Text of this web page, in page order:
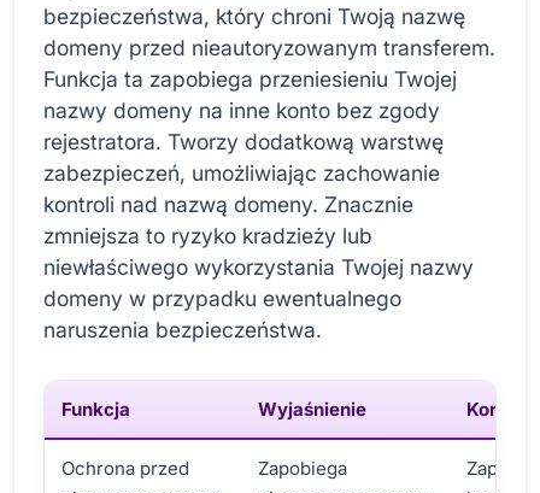
bezpieczeństwa, który chroni Twoją nazwę
domeny przed nieautoryzowanym transferem.
Funkcja ta zapobiega przeniesieniu Twojej
nazwy domeny na inne konto bez zgody
rejestratora. Tworzy dodatkową warstwę
zabezpieczeń, umożliwiając zachowanie
kontroli nad nazwą domeny. Znacznie
zmniejsza to ryzyko kradzieży lub
niewłaściwego wykorzystania Twojej nazwy
domeny w przypadku ewentualnego
naruszenia bezpieczeństwa.
Funkcja Wyjaśnienie
Ochrona przed
Zapobiega